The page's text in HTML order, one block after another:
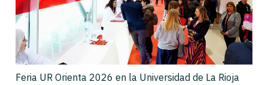
Feria UR Orienta 2026 en la Universidad de La Rioja